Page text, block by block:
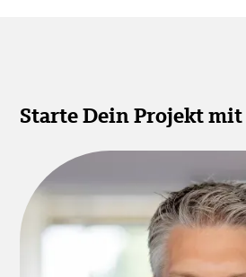
Starte Dein Projekt mit